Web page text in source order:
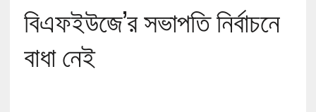
বিএফইউজে’র সভাপতি নির্বাচনে
বাধা নেই